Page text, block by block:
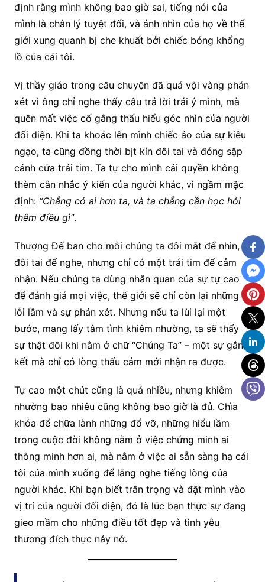
định rằng mình không bao giờ sai, tiếng nói của
mình là chân lý tuyệt đối, và ánh nhìn của họ về thế
giới xung quanh bị che khuất bởi chiếc bóng khổng
lồ của cái tôi.
Vị thầy giáo trong câu chuyện đã quá vội vàng phán
xét vì ông chỉ nghe thấy câu trả lời trái ý mình, mà
quên mất việc cố gắng thấu hiểu góc nhìn của người
đối diện. Khi ta khoác lên mình chiếc áo của sự kiêu
ngạo, ta cũng đồng thời bịt kín đôi tai và đóng sập
cánh cửa trái tim. Ta tự cho mình cái quyền không
thèm cân nhắc ý kiến của người khác, vì ngầm mặc
định: “Chẳng có ai hơn ta, và ta chẳng cần học hỏi
thêm điều gì”.
Thượng Đế ban cho mỗi chúng ta đôi mắt để nhìn,
đôi tai để nghe, nhưng chỉ có một trái tim để cảm
nhận. Nếu chúng ta dùng nhãn quan của sự tự cao
để đánh giá mọi việc, thế giới sẽ chỉ còn lại những
lỗi lầm và sự phán xét. Nhưng nếu ta lùi lại một
bước, mang lấy tâm tình khiêm nhường, ta sẽ thấy
sự thật đôi khi nằm ở chữ “Chúng Ta” – một sự gắn
kết mà chỉ có lòng thấu cảm mới nhận ra được.
Tự cao một chút cũng là quá nhiều, nhưng khiêm
nhường bao nhiêu cũng không bao giờ là đủ. Chìa
khóa để chữa lành những đổ vỡ, những hiểu lầm
trong cuộc đời không nằm ở việc chứng minh ai
thông minh hơn ai, mà nằm ở việc ai sẵn sàng hạ cái
tôi của mình xuống để lắng nghe tiếng lòng của
người khác. Khi bạn biết trân trọng và đặt mình vào
vị trí của người đối diện, đó là lúc bạn thực sự đang
gieo mầm cho những điều tốt đẹp và tình yêu
thương đích thực nảy nở.